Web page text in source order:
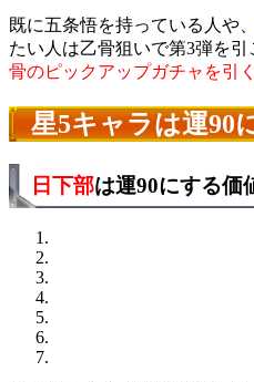
既に五条悟を持っている人や、
たい人は乙骨狙いで第3弾を引
骨のピックアップガチャを引
星5キャラは運90
日下部は運90にする価